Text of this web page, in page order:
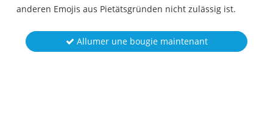
anderen Emojis aus Pietätsgründen nicht zulässig ist.
Allumer une bougie maintenant